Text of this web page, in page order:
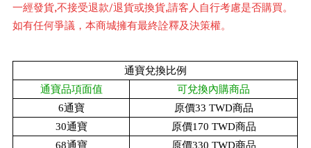
一經發貨,不接受退款/退貨或換貨,請客人自行考慮是否購買。
如有任何爭議，本商城擁有最終詮釋及決策權。
通寶兌換比例
通寶品項面值
可兌換內購商品
6通寶
原價33 TWD商品
30通寶
原價170 TWD商品
68通寶
原價330 TWD商品